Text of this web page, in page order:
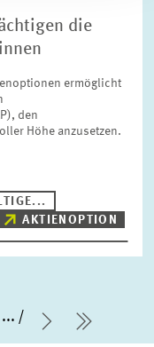
die
ermöglicht
den
Höhe anzusetzen.
AKTIENOPTION
...
Nächste
letzte